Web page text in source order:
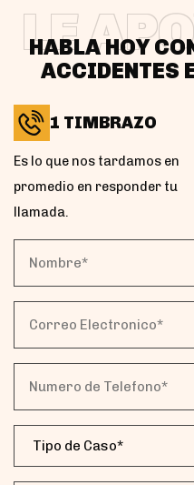
HABLA HOY
ACCIDENTES
LE
1 TIMBRAZO
Es lo que nos tardamos en
promedio en responder tu
llamada.
(Obligatorio)
Telefono*
(Obligatorio)
Tipo
de